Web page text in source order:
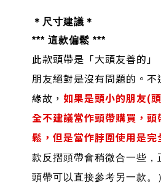
＊尺寸建議＊
*** 這款偏鬆 ***
此款頭帶是「大頭友善的」
朋友絕對是沒有問題的。
緣故， 如果是頭小的朋友(
全不建議當作頭帶購買，
鬆，但是當作脖圍使用是完
款反摺頭帶會稍微合一些，
頭帶可以直接參考另一款。